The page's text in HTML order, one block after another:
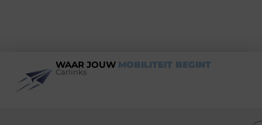
WAAR JOUW MOBILITEIT BEGINT
Carlinks